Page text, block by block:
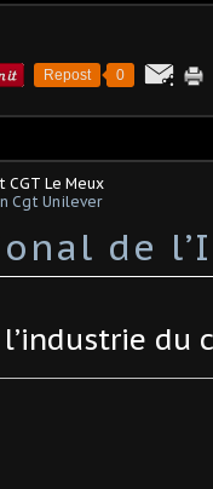
Repost 0
CGT Le Meux
Cgt Unilever
de
du